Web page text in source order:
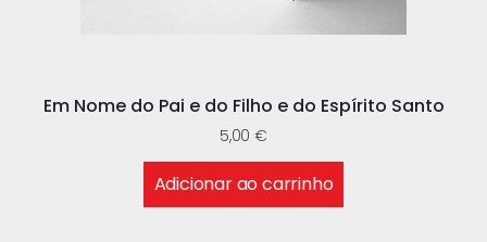
Em Nome do Pai e do Filho e do Espírito Santo
5,00€
Adicionar ao carrinho